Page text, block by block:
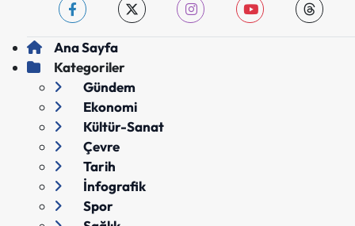
Ana Sayfa
Kategoriler
Gündem
Ekonomi
Kültür-Sanat
Çevre
Tarih
İnfografik
Spor